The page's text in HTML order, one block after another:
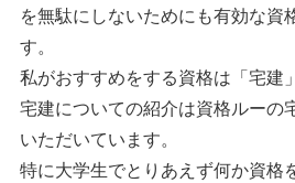
を無駄にしないためにも有効な資
す。
私がおすすめをする資格は「宅建
宅建についての紹介は資格ルーの
いただいています。
特に大学生でとりあえず何か資格